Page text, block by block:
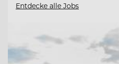
Entdecke alle Jobs